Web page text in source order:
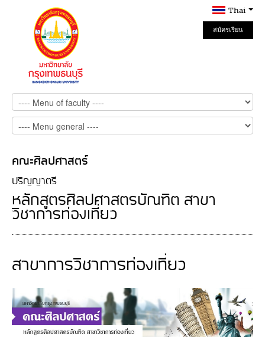
Thai
สมัครเรียน
Online
คณะศิลปศาสตร์
ปริญญาตรี
หลักสูตรศิลปศาสตรบัณฑิต สาขา
วิชาการท่องเที่ยว
สาขาการวิชาการท่องเที่ยว